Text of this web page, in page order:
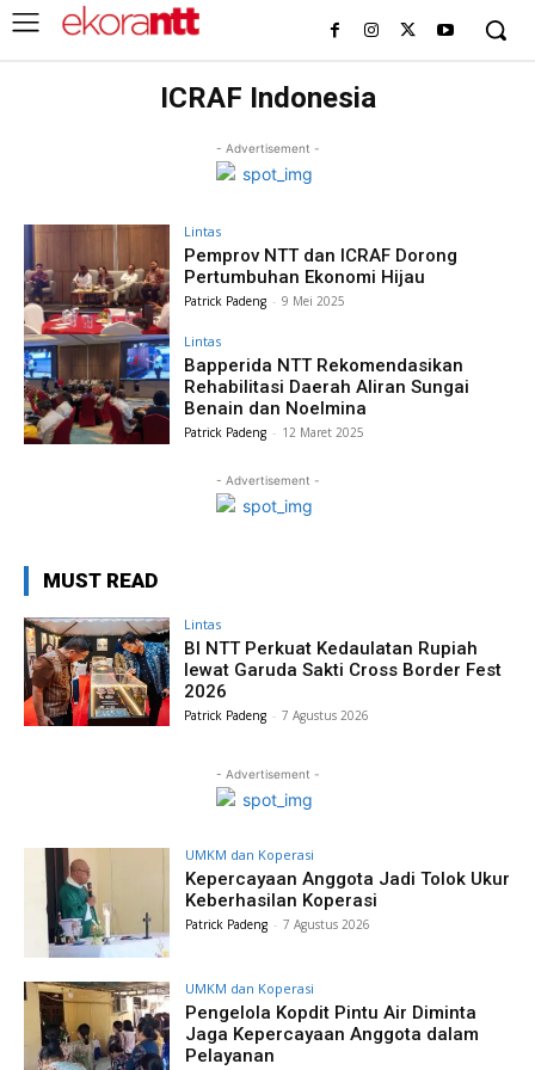
ICRAF Indonesia
- Advertisement -
Lintas
Pemprov NTT dan ICRAF Dorong
Pertumbuhan Ekonomi Hijau
Patrick Padeng - 9 Mei 2025
Lintas
Bapperida NTT Rekomendasikan
Rehabilitasi Daerah Aliran Sungai
Benain dan Noelmina
Patrick Padeng - 12 Maret 2025
- Advertisement -
MUST READ
Lintas
BI NTT Perkuat Kedaulatan Rupiah
lewat Garuda Sakti Cross Border Fest
2026
Patrick Padeng - 7 Agustus 2026
- Advertisement -
UMKM dan Koperasi
Kepercayaan Anggota Jadi Tolok Ukur
Keberhasilan Koperasi
Patrick Padeng - 7 Agustus 2026
UMKM dan Koperasi
Pengelola Kopdit Pintu Air Diminta
Jaga Kepercayaan Anggota dalam
Pelayanan